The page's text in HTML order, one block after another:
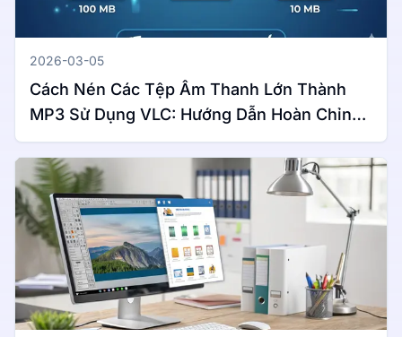
2026-03-05
Cách Nén Các Tệp Âm Thanh Lớn Thành
MP3 Sử Dụng VLC: Hướng Dẫn Hoàn Chỉnh
Cho Windows & Mac